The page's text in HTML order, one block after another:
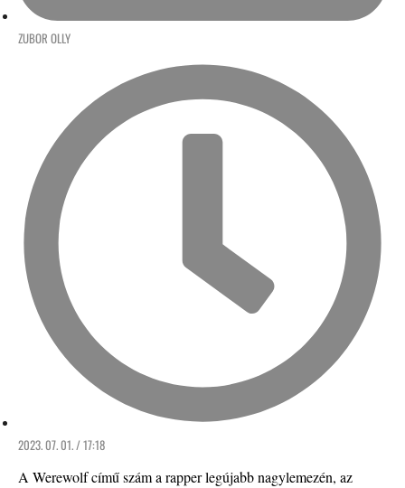
ZUBOR OLLY
2023. 07. 01. / 17:18
A Werewolf című szám a rapper legújabb nagylemezén, az